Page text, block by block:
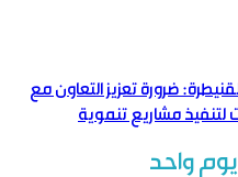
ضرورة تعزيز التعاون مع
مشاريع تنموية
واحد